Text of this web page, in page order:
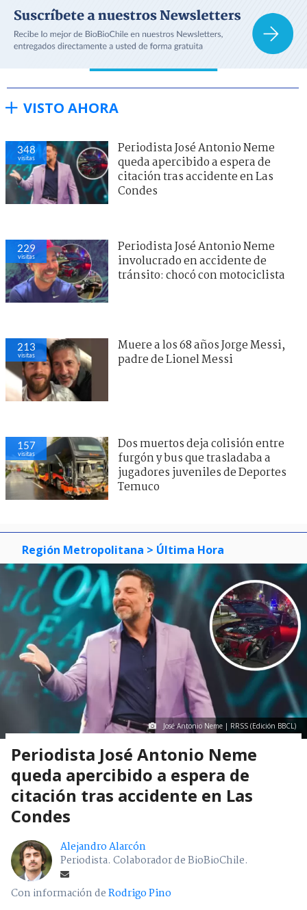
VISTO AHORA
348
visitas
Periodista José Antonio Neme
queda apercibido a espera de
citación tras accidente en Las
Condes
229
visitas
Periodista José Antonio Neme
involucrado en accidente de
tránsito: chocó con motociclista
213
visitas
Muere a los 68 años Jorge Messi,
padre de Lionel Messi
157
visitas
Dos muertos deja colisión entre
furgón y bus que trasladaba a
jugadores juveniles de Deportes
Temuco
Región Metropolitana > Última Hora
José Antonio Neme | RRSS (Edición BBCL)
Periodista José Antonio Neme
queda apercibido a espera de
citación tras accidente en Las
Condes
Alejandro Alarcón
Periodista. Colaborador de BioBioChile.
Con información deRodrigo Pino